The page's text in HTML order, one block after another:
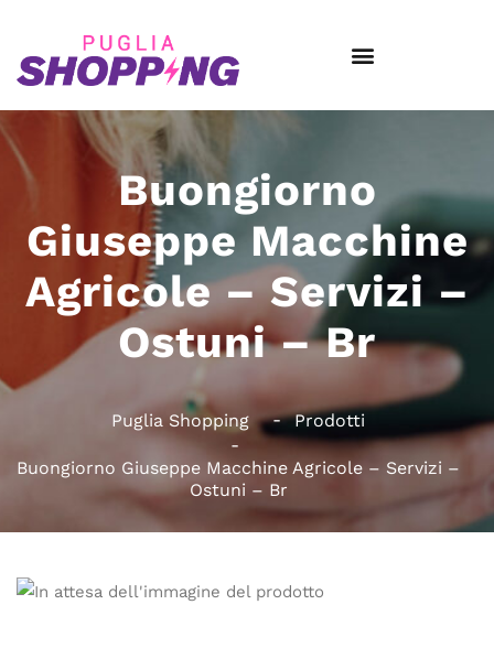
Buongiorno
Giuseppe Macchine
Agricole – Servizi –
Ostuni – Br
Puglia Shopping Prodotti
Buongiorno Giuseppe Macchine Agricole – Servizi –
Ostuni – Br